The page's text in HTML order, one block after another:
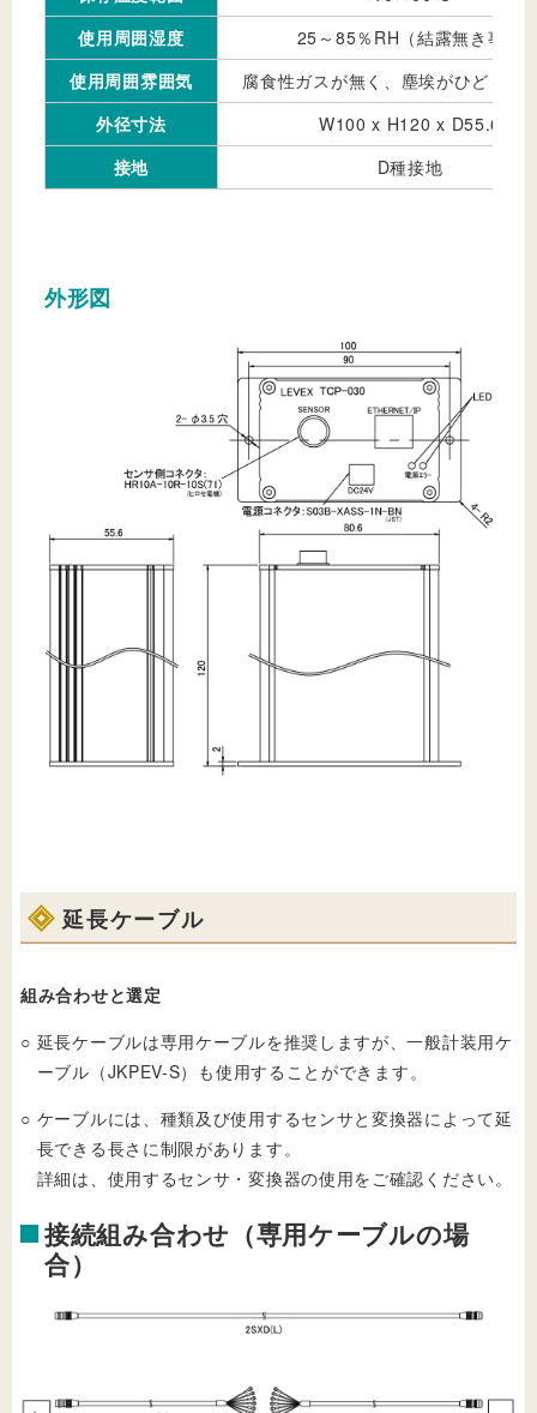
使用周囲湿度
25～85％RH（結露無き事）
使用周囲雰囲気
腐食性ガスが無く、塵埃がひどくな
外径寸法
W100 x H120 x D55.6
接地
D種接地
外形図
延長ケーブル
組み合わせと選定
○ 延長ケーブルは専用ケーブルを推奨しますが、一般計装用ケ
ーブル（JKPEV-S）も使用することができます。
○ ケーブルには、種類及び使用するセンサと変換器によって延
長できる長さに制限があります。
詳細は、使用するセンサ・変換器の使用をご確認ください。
接続組み合わせ（専用ケーブルの場
合）